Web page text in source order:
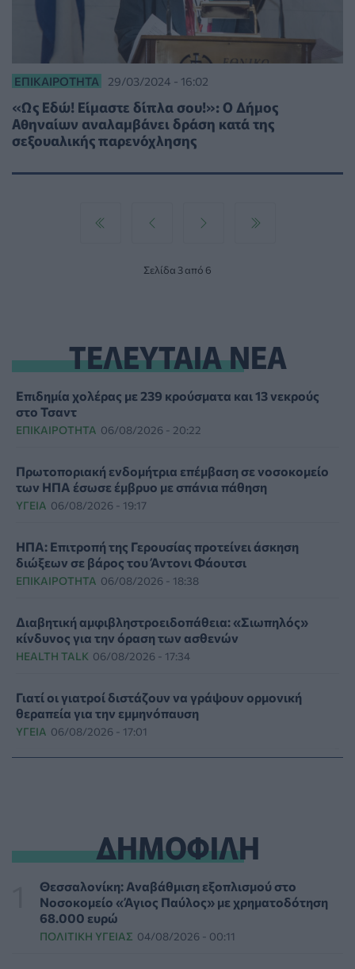
ΕΠΙΚΑΙΡΌΤΗΤΑ 29/03/2024 - 16:02
«Ως Εδώ! Είμαστε δίπλα σου!»: Ο Δήμος
Αθηναίων αναλαμβάνει δράση κατά της
σεξουαλικής παρενόχλησης
Σελίδα 3 από 6
ΤΕΛΕΥΤΑΙΑ ΝΕΑ
Επιδημία χολέρας με 239 κρούσματα και 13 νεκρούς
στο Τσαντ
ΕΠΙΚΑΙΡΌΤΗΤΑ 06/08/2026 - 20:22
Πρωτοποριακή ενδομήτρια επέμβαση σε νοσοκομείο
των ΗΠΑ έσωσε έμβρυο με σπάνια πάθηση
ΥΓΕΊΑ 06/08/2026 - 19:17
ΗΠΑ: Επιτροπή της Γερουσίας προτείνει άσκηση
διώξεων σε βάρος του Άντονι Φάουτσι
ΕΠΙΚΑΙΡΌΤΗΤΑ 06/08/2026 - 18:38
Διαβητική αμφιβληστροειδοπάθεια: «Σιωπηλός»
κίνδυνος για την όραση των ασθενών
HEALTH TALK 06/08/2026 - 17:34
Γιατί οι γιατροί διστάζουν να γράψουν ορμονική
θεραπεία για την εμμηνόπαυση
ΥΓΕΊΑ 06/08/2026 - 17:01
Έκτακτα μέτρα και στην Καστοριά κατά της διασποράς
της ευλογιάς των προβάτων
ΕΠΙΚΑΙΡΌΤΗΤΑ 06/08/2026 - 16:16
Τα τρία SOS στη μέση ηλικία που εξασφαλίζουν 13
επιπλέον χρόνια χωρίς άνοια
ΔΗΜΟΦΙΛΗ
Θεσσαλονίκη: Αναβάθμιση εξοπλισμού στο
Νοσοκομείο «Άγιος Παύλος» με χρηματοδότηση
68.000 ευρώ
ΠΟΛΙΤΙΚΉ ΥΓΕΊΑΣ 04/08/2026 - 00:11